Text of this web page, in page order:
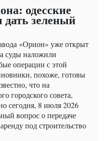
одесские
зеленый
«Орион» уже открыт
суды наложили
операции с этой
похоже, готовы
что на
городского совета,
сегодня, 8 июля 2026
вопрос о передаче
под строительство